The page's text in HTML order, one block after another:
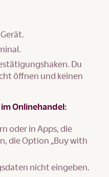
Du
öffnen und keinen
Onlinehandel:
oder in Apps, die
die Option „Buy with
nicht eingeben.